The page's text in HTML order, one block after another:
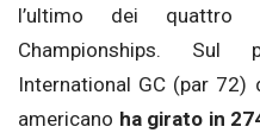
l’ultimo dei
Championships. Sul
International GC (par
americano ha girato in